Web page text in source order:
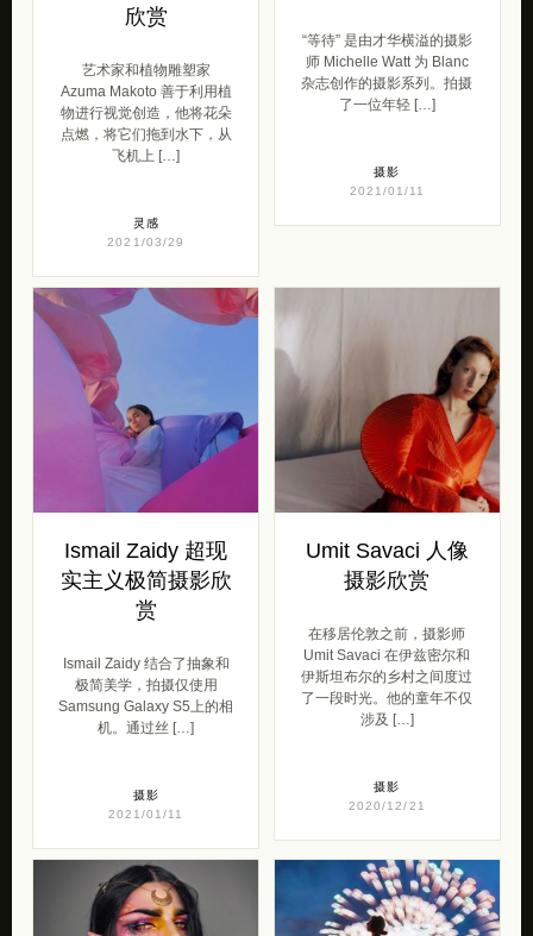
欣赏
艺术家和植物雕塑家
Azuma Makoto 善于利用植
物进行视觉创造，他将花朵
点燃，将它们拖到水下，从
飞机上 […]
灵感
2021/03/29
“等待” 是由才华横溢的摄影
师 Michelle Watt 为 Blanc
杂志创作的摄影系列。拍摄
了一位年轻 […]
摄影
2021/01/11
Ismail Zaidy 超现
实主义极简摄影欣
赏
Ismail Zaidy 结合了抽象和
极简美学，拍摄仅使用
Samsung Galaxy S5上的相
机。通过丝 […]
摄影
2021/01/11
Umit Savaci 人像
摄影欣赏
在移居伦敦之前，摄影师
Umit Savaci 在伊兹密尔和
伊斯坦布尔的乡村之间度过
了一段时光。他的童年不仅
涉及 […]
摄影
2020/12/21